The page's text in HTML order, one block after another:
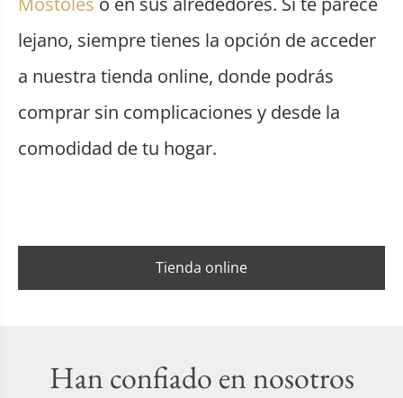
lejano, siempre tienes la opción de acceder
a nuestra tienda online, donde podrás
comprar sin complicaciones y desde la
comodidad de tu hogar.
Tienda online
Han confiado en nosotros